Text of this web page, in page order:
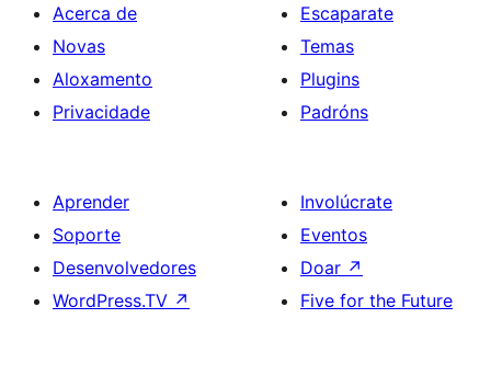
Acerca de
Novas
Aloxamento
Privacidade
Escaparate
Temas
Plugins
Padróns
Aprender
Soporte
Desenvolvedores
WordPress.TV ↗
Involúcrate
Eventos
Doar ↗
Five for the Future